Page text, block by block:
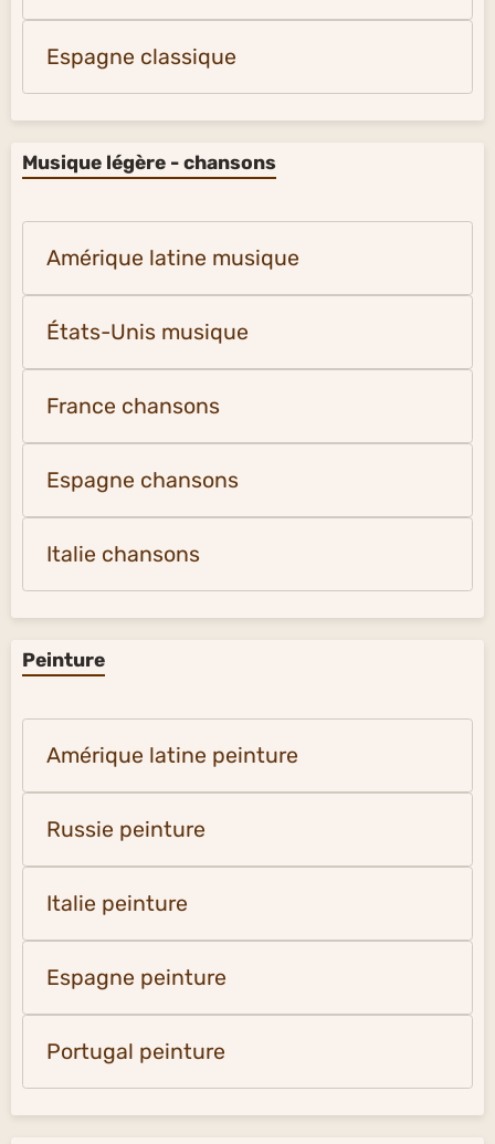
Espagne classique
Musique légère - chansons
Amérique latine musique
États-Unis musique
France chansons
Espagne chansons
Italie chansons
Peinture
Amérique latine peinture
Russie peinture
Italie peinture
Espagne peinture
Portugal peinture